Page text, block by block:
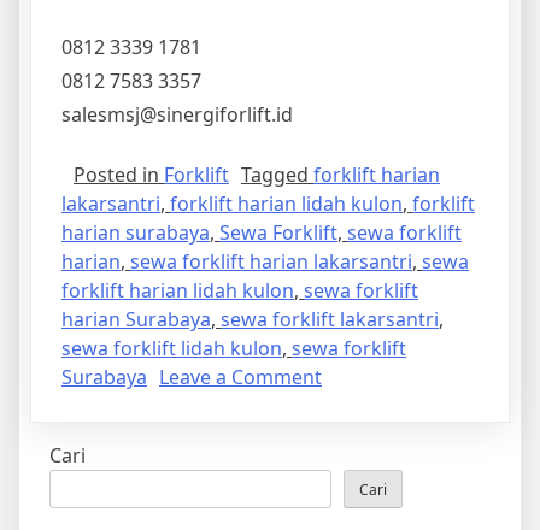
0812 3339 1781
0812 7583 3357
salesmsj@sinergiforlift.id
Posted in Forklift Tagged forklift harian
lakarsantri, forklift harian lidah kulon, forklift
harian surabaya, Sewa Forklift, sewa forklift
harian, sewa forklift harian lakarsantri, sewa
forklift harian lidah kulon, sewa forklift
harian Surabaya, sewa forklift lakarsantri,
sewa forklift lidah kulon, sewa forklift
Surabaya Leave a Commenton
Kulon
Cari
Cari